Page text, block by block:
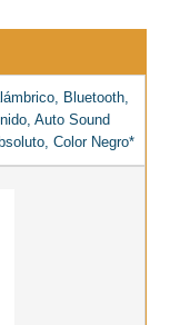
Bluetooth,
Auto Sound
Color Negro*